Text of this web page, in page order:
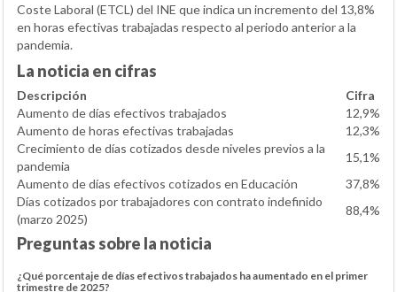
Coste Laboral (ETCL) del INE que indica un incremento del 13,8%
en horas efectivas trabajadas respecto al periodo anterior a la
pandemia.
La noticia en cifras
Descripción
Cifra
Aumento de días efectivos trabajados
12,9%
Aumento de horas efectivas trabajadas
12,3%
Crecimiento de días cotizados desde niveles previos a la
pandemia
15,1%
Aumento de días efectivos cotizados en Educación
37,8%
Días cotizados por trabajadores con contrato indefinido
(marzo 2025)
88,4%
Preguntas sobre la noticia
¿Qué porcentaje de días efectivos trabajados ha aumentado en el primer
trimestre de 2025?